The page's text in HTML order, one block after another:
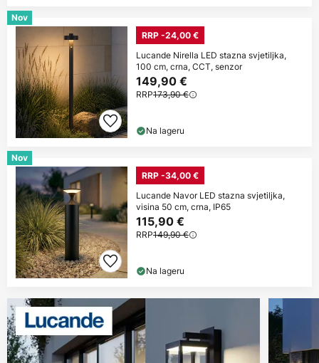
Nov
RRP -24,00 €
Lucande Nirella LED stazna svjetiljka,
100 cm, crna, CCT, senzor
149,90 €
RRP173,90 €
Na lageru
Nov
RRP -34,00 €
Lucande Navor LED stazna svjetiljka,
visina 50 cm, crna, IP65
115,90 €
RRP149,90 €
Na lageru